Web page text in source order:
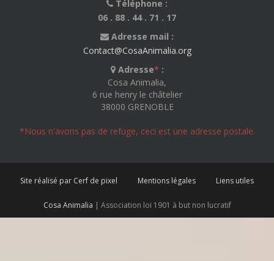
Téléphone :
06 . 88 . 44 . 71 . 17
Adresse mail :
Contact@CosaAnimalia.org
Adresse* :
Cosa Animalia,
6 rue henry le châtelier
38000 GRENOBLE
*Nous n'avons pas de refuge, ceci est une adresse postale.
Site réalisé par Cerf de pixel Mentions légales Liens utiles
Cosa Animalia | Association loi 1901 à but non lucratif